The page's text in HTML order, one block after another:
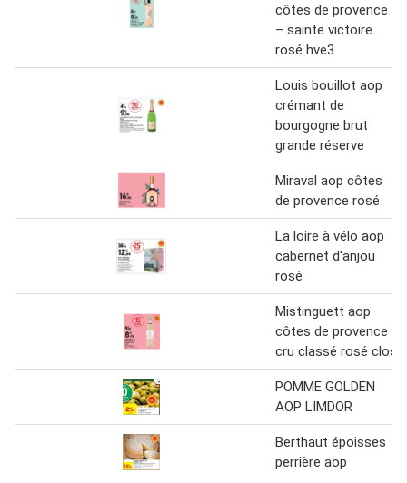
côtes de provence
– sainte victoire
rosé hve3
Louis bouillot aop
crémant de
bourgogne brut
grande réserve
Miraval aop côtes
de provence rosé
La loire à vélo aop
cabernet d'anjou
rosé
Mistinguett aop
côtes de provence
cru classé rosé clos
POMME GOLDEN
AOP LIMDOR
Berthaut époisses
perrière aop